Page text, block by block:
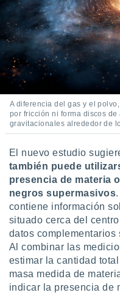
A diferencia del gas y el
por fricción ni forma discos
gravitacionales alrededor de
El nuevo estudio
también puede
presencia de materia
negros supermasivos
contiene información
situado cerca del
datos complementarios
Al combinar las
estimar la cantidad
masa medida de
indicar la presencia de